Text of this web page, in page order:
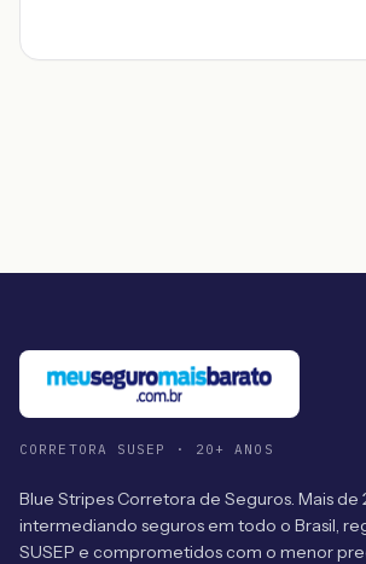
CORRETORA SUSEP · 20+ ANOS
Blue Stripes Corretora de Seguros. Mais de
intermediando seguros em todo o Brasil,
SUSEP e comprometidos com o menor